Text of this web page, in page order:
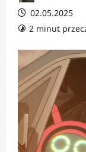
02.05.2025
2 minut